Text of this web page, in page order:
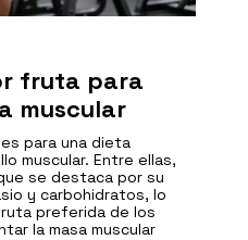
fruta para
muscular
para una dieta
muscular. Entre ellas,
se destaca por su
y carbohidratos, lo
preferida de los
la masa muscular